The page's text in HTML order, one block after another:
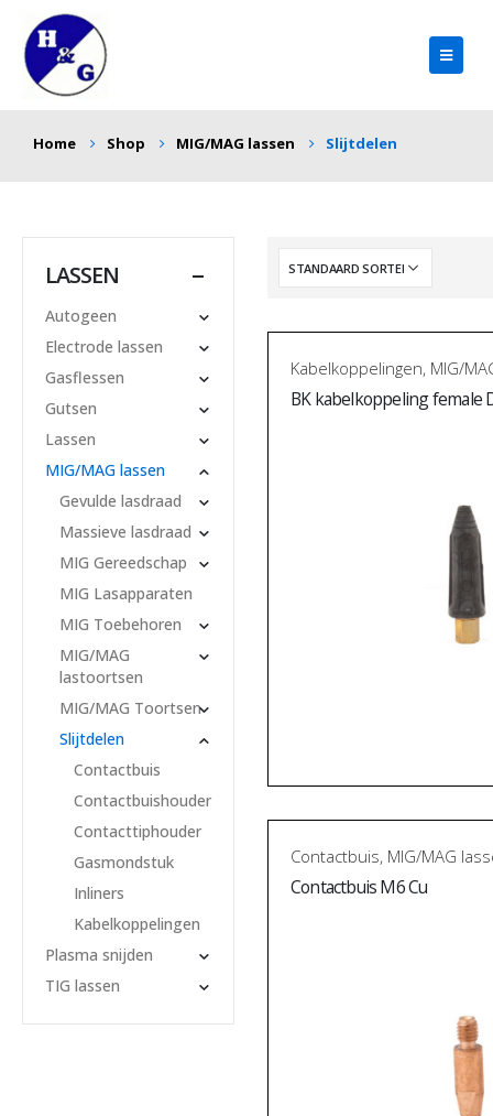
Home Shop MIG/MAG lassen Slijtdelen
Kabelkoppelingen, MIG/
BK kabelkoppeling female
Contactbuis, MIG/MAG
Contactbuis M6 Cu
LASSEN
Autogeen
Electrode lassen
Gasflessen
Gutsen
Lassen
MIG/MAG lassen
Gevulde lasdraad
Massieve lasdraad
MIG Gereedschap
MIG Lasapparaten
MIG Toebehoren
MIG/MAG
lastoortsen
MIG/MAG Toortsen
Slijtdelen
Contactbuis
Contactbuishouder
Contacttiphouder
Gasmondstuk
Inliners
Kabelkoppelingen
Plasma snijden
TIG lassen